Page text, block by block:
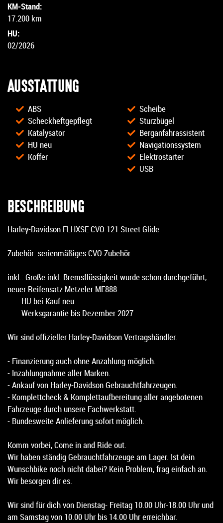
KM-Stand:
17.200 km
HU:
02/2026
AUSSTATTUNG
ABS
Scheckheftgepflegt
Katalysator
HU neu
Koffer
Scheibe
Sturzbügel
Berganfahrassistent
Navigationssystem
Elektrostarter
USB
BESCHREIBUNG
Harley-Davidson FLHXSE CVO 121 Street Glide
Zubehör: serienmäßiges CVO Zubehör
inkl.: Große inkl. Bremsflüssigkeit wurde schon durchgeführt,
neuer Reifensatz Metzeler ME888
HU bei Kauf neu
Werksgarantie bis Dezember 2027
Wir sind offizieller Harley-Davidson Vertragshändler.
- Finanzierung auch ohne Anzahlung möglich.
- Inzahlungnahme aller Marken.
- Ankauf von Harley-Davidson Gebrauchtfahrzeugen.
- Komplettcheck & Komplettaufbereitung aller angebotenen
Fahrzeuge durch unsere Fachwerkstatt.
- Bundesweite Anlieferung sofort möglich.
Komm vorbei, Come in and Ride out.
Wir haben ständig Gebrauchtfahrzeuge am Lager. Ist dein
Wunschbike noch nicht dabei? Kein Problem, frag einfach an.
Wir besorgen dir es.
Wir sind für dich von Dienstag- Freitag 10.00 Uhr-18.00 Uhr und
am Samstag von 10.00 Uhr bis 14.00 Uhr erreichbar.